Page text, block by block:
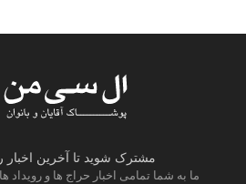
مشترک شوید تا آخرین اخبار
ما به شما تمامی اخبار حراج ها و رویداد